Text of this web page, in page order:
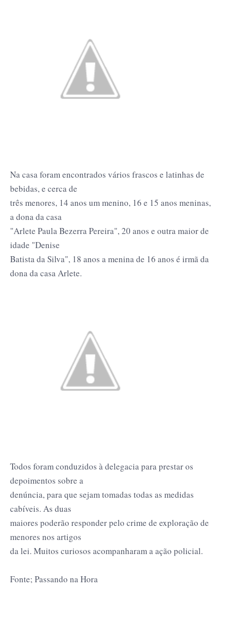
Na casa foram encontrados vários frascos e latinhas de
bebidas, e cerca de
três menores, 14 anos um menino, 16 e 15 anos meninas,
a dona da casa
"Arlete Paula Bezerra Pereira", 20 anos e outra maior de
idade "Denise
Batista da Silva", 18 anos a menina de 16 anos é irmã da
dona da casa Arlete.
Todos foram conduzidos à delegacia para prestar os
depoimentos sobre a
denúncia, para que sejam tomadas todas as medidas
cabíveis. As duas
maiores poderão responder pelo crime de exploração de
menores nos artigos
da lei. Muitos curiosos acompanharam a ação policial.
Fonte; Passando na Hora